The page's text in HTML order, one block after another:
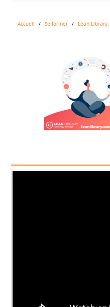
Accueil Se former Lean